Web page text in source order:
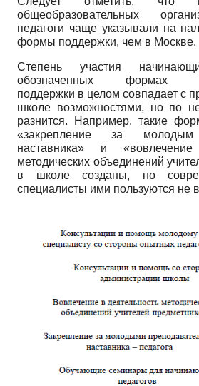
общеобразовательных
педагоги чаще указывали на
формы поддержки, чем в Москве.
Степень участия
обозначенных формах
поддержки в целом совпадает с
школе возможностями, но по
разнится. Например, такие
«закрепление за молодым
наставника» и
методических объединений
в школе созданы, но
специалисты ими пользуются не